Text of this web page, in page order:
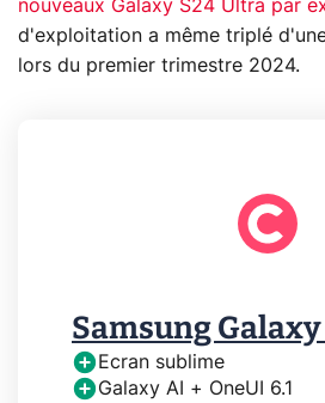
nouveaux Galaxy S24 Ultra par
d'exploitation a même triplé
lors du premier trimestre 2024.
Samsung
Ecran sublime
Galaxy AI + OneUI 6.1